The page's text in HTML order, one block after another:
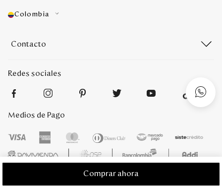
Comprar ahora
Colombia
Contacto
Redes sociales
Medios de Pago
Mario Hernández 2022. Derechos reservados. Desarrollado por